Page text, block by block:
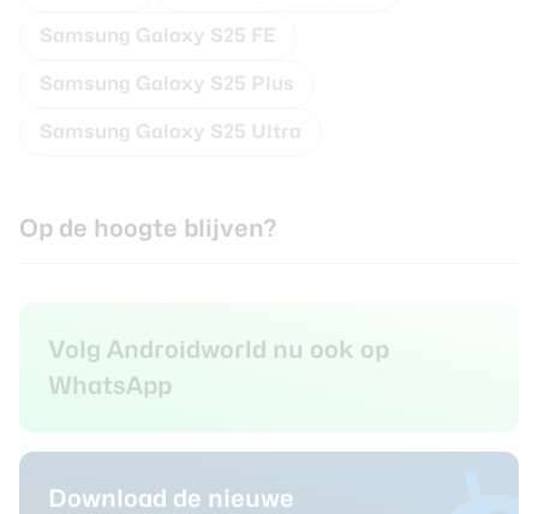
Samsung Galaxy S25 FE
Samsung Galaxy S25 Plus
Samsung Galaxy S25 Ultra
Op de hoogte blijven?
Volg Androidworld nu ook op
WhatsApp
Download de nieuwe